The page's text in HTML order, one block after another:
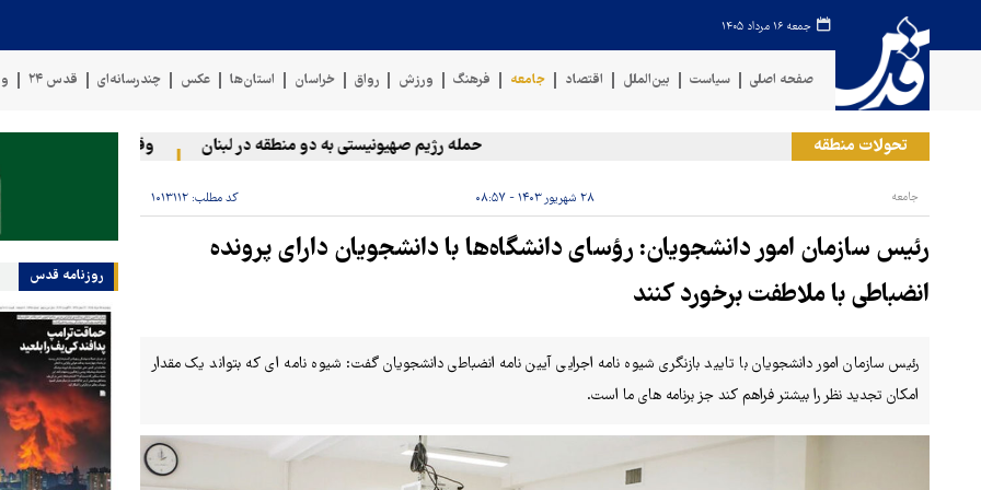
جمعه ۱۶ مرداد ۱۴۰۵
صفحه اصلی سیاست بین‌الملل اقتصاد جامعه فرهنگ ورزش رواق خراسان استان‌ها عکس چندرسانه‌ای قدس ۲۴
تحولات منطقه حمله رژیم صهیونیستی به دو منطقه در لبنان وقوع حادثه دریایی در
جامعه ۲۸ شهریور ۱۴۰۳ - ۰۸:۵۷ کد مطلب: ۱۰۱۳۱۱۲
رئیس سازمان امور دانشجویان: رؤسای دانشگاه‌ها با دانشجویان دارای پرونده
انضباطی با ملاطفت برخورد کنند
رئیس سازمان امور دانشجویان با تایید بازنگری شیوه نامه اجرایی آیین نامه انضباطی دانشجویان گفت: شیوه نامه ای که بتواند یک مقدار
امکان تجدید نظر را بیشتر فراهم کند جز برنامه های ما است.
روزنامه قدس